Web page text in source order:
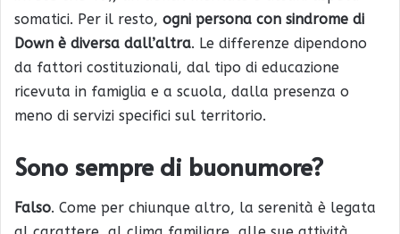
somatici. Per il resto, ogni persona con sindrome di
Down è diversa dall’altra. Le differenze dipendono
da fattori costituzionali, dal tipo di educazione
ricevuta in famiglia e a scuola, dalla presenza o
meno di servizi specifici sul territorio.
Sono sempre di buonumore?
Falso. Come per chiunque altro, la serenità è legata